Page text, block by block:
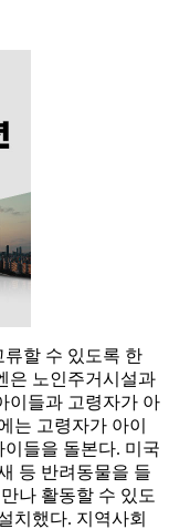
할 수 있도록 한
은 노인주거시설과
이들과 고령자가 아
는 고령자가 아이
들을 돌본다. 미국
등 반려동물을 들
나 활동할 수 있도
치했다. 지역사회